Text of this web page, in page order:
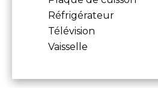
Réfrigérateur
Télévision
Vaisselle